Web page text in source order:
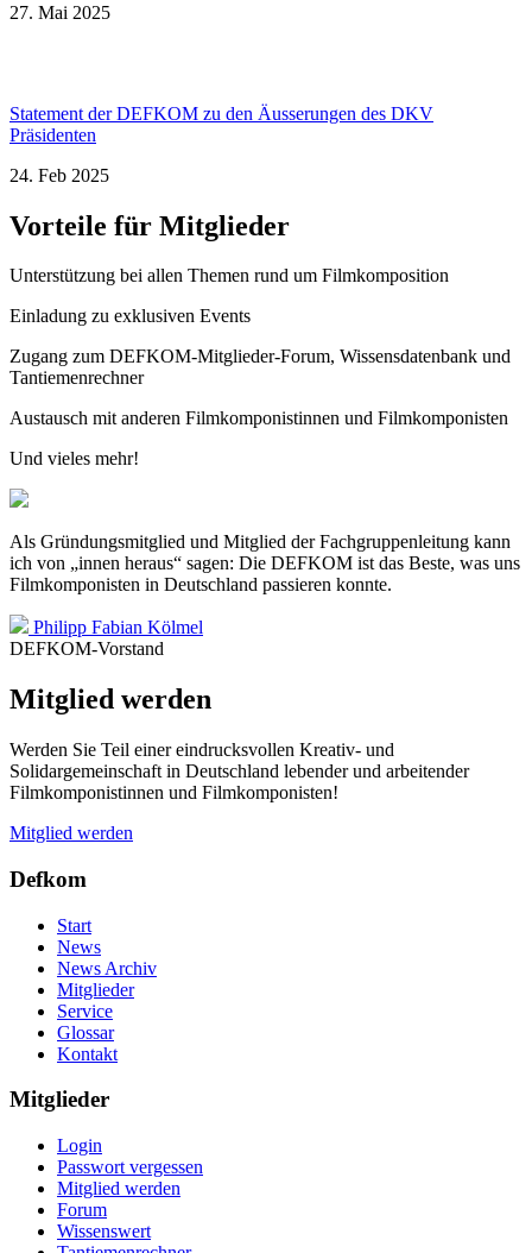
27. Mai 2025
Statement der DEFKOM zu den Äusserungen des DKV
Präsidenten
24. Feb 2025
Vorteile für Mitglieder
Unterstützung bei allen Themen rund um Filmkomposition
Einladung zu exklusiven Events
Zugang zum DEFKOM-Mitglieder-Forum, Wissensdatenbank und
Tantiemenrechner
Austausch mit anderen Filmkomponistinnen und Filmkomponisten
Und vieles mehr!
Als Gründungsmitglied und Mitglied der Fachgruppenleitung kann
ich von „innen heraus“ sagen: Die DEFKOM ist das Beste, was uns
Filmkomponisten in Deutschland passieren konnte.
Philipp Fabian Kölmel
DEFKOM-Vorstand
Mitglied werden
Werden Sie Teil einer eindrucksvollen Kreativ- und
Solidargemeinschaft in Deutschland lebender und arbeitender
Filmkomponistinnen und Filmkomponisten!
Mitglied werden
Defkom
Start
News
News Archiv
Mitglieder
Service
Glossar
Kontakt
Mitglieder
Login
Passwort vergessen
Mitglied werden
Forum
Wissenswert